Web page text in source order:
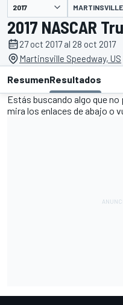
presentado por
2017 NASCAR
27 oct 2017 al 28 oct 2017
Martinsville Speedway, US
ResumenResultados
Estás buscando algo que
mira los enlaces de abajo o